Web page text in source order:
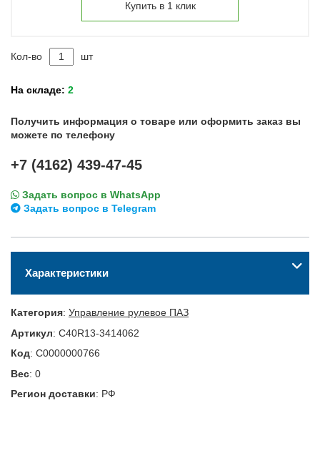
Купить в 1 клик
Кол-во шт
На складе: 2
Получить информация о товаре или оформить заказ вы
можете по телефону
+7 (4162) 439-47-45
Задать вопрос в WhatsApp
Задать вопрос в Telegram
Характеристики
Категория: Управление рулевое ПАЗ
Артикул: C40R13-3414062
Код: С0000000766
Вес: 0
Регион доставки: РФ